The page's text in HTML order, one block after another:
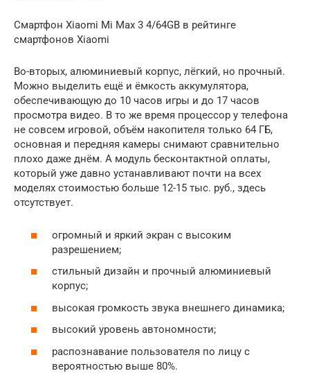
Смартфон Xiaomi Mi Max 3 4/64GB в рейтинге
смартфонов Xiaomi
Во-вторых, алюминиевый корпус, лёгкий, но прочный.
Можно выделить ещё и ёмкость аккумулятора,
обеспечивающую до 10 часов игры и до 17 часов
просмотра видео. В то же время процессор у телефона
не совсем игровой, объём накопителя только 64 ГБ,
основная и передняя камеры снимают сравнительно
плохо даже днём. А модуль бесконтактной оплаты,
который уже давно устанавливают почти на всех
моделях стоимостью больше 12-15 тыс. руб., здесь
отсутствует.
огромный и яркий экран с высоким
разрешением;
стильный дизайн и прочный алюминиевый
корпус;
высокая громкость звука внешнего динамика;
высокий уровень автономности;
распознавание пользователя по лицу с
вероятностью выше 80%.